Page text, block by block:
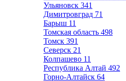
Ульяновск 341
Димитровград 71
Барыш 11
Томская область 498
Томск 391
Северск 21
Колпашево 11
Республика Алтай 492
Горно-Алтайск 64